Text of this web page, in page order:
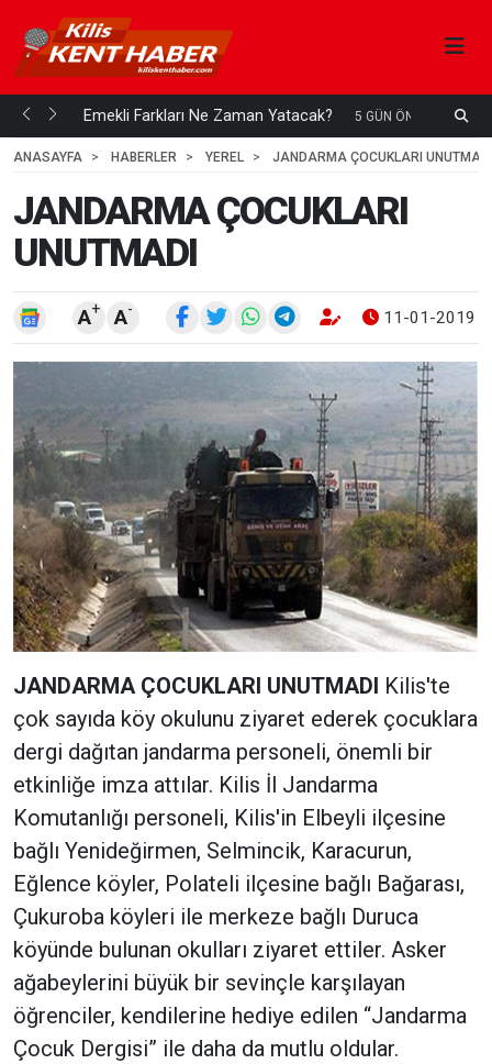
mi... Emekli Farkları Ne Zaman Yatacak? 5 GÜN ÖNCE
ANASAYFA
HABERLER YEREL JANDARMA ÇOCUKLARI UNUTMADI
JANDARMA ÇOCUKLARI
UNUTMADI
A+ A- 11-01-2019
JANDARMA ÇOCUKLARI UNUTMADI Kilis'te
çok sayıda köy okulunu ziyaret ederek çocuklara
dergi dağıtan jandarma personeli, önemli bir
etkinliğe imza attılar. Kilis İl Jandarma
Komutanlığı personeli, Kilis'in Elbeyli ilçesine
bağlı Yenideğirmen, Selmincik, Karacurun,
Eğlence köyler, Polateli ilçesine bağlı Bağarası,
Çukuroba köyleri ile merkeze bağlı Duruca
köyünde bulunan okulları ziyaret ettiler. Asker
ağabeylerini büyük bir sevinçle karşılayan
öğrenciler, kendilerine hediye edilen “Jandarma
Çocuk Dergisi” ile daha da mutlu oldular.